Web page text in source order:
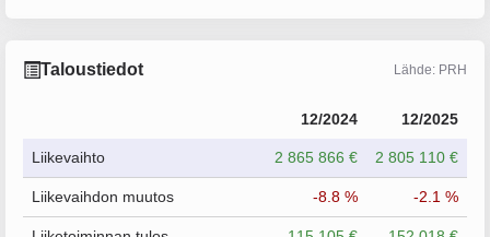
Taloustiedot Lähde: PRH
12/2024 12/2025
Liikevaihto 2 865 866 € 2 805 110 €
Liikevaihdon muutos -8.8 % -2.1 %